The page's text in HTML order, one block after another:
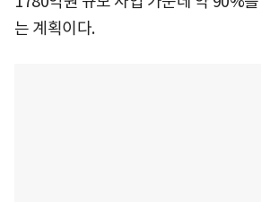
는 계획이다.